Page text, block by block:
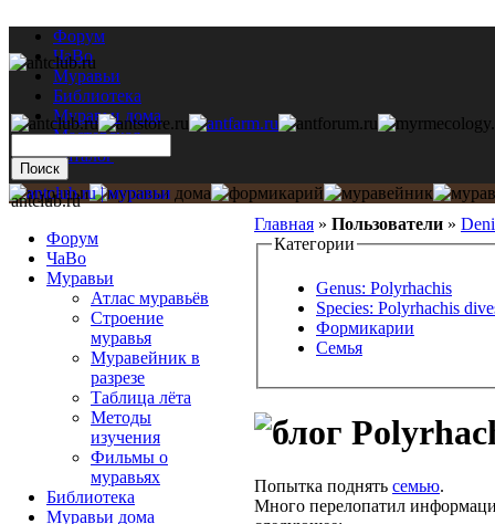
Форум
ЧаВо
Муравьи
Библиотека
Муравьи дома
Мастерская
Каталог
Главная » Пользователи »
Категории
Genus: Polyrhachis
Species: Polyrhachis
Формикарии
Семья
Попытка поднять семью.
Много перелопатил
antclub.ru
Форум
ЧаВо
Муравьи
Атлас муравьёв
Строение
муравья
Муравейник в
разрезе
Таблица лёта
Методы
изучения
Фильмы о
муравьях
Библиотека
Муравьи дома